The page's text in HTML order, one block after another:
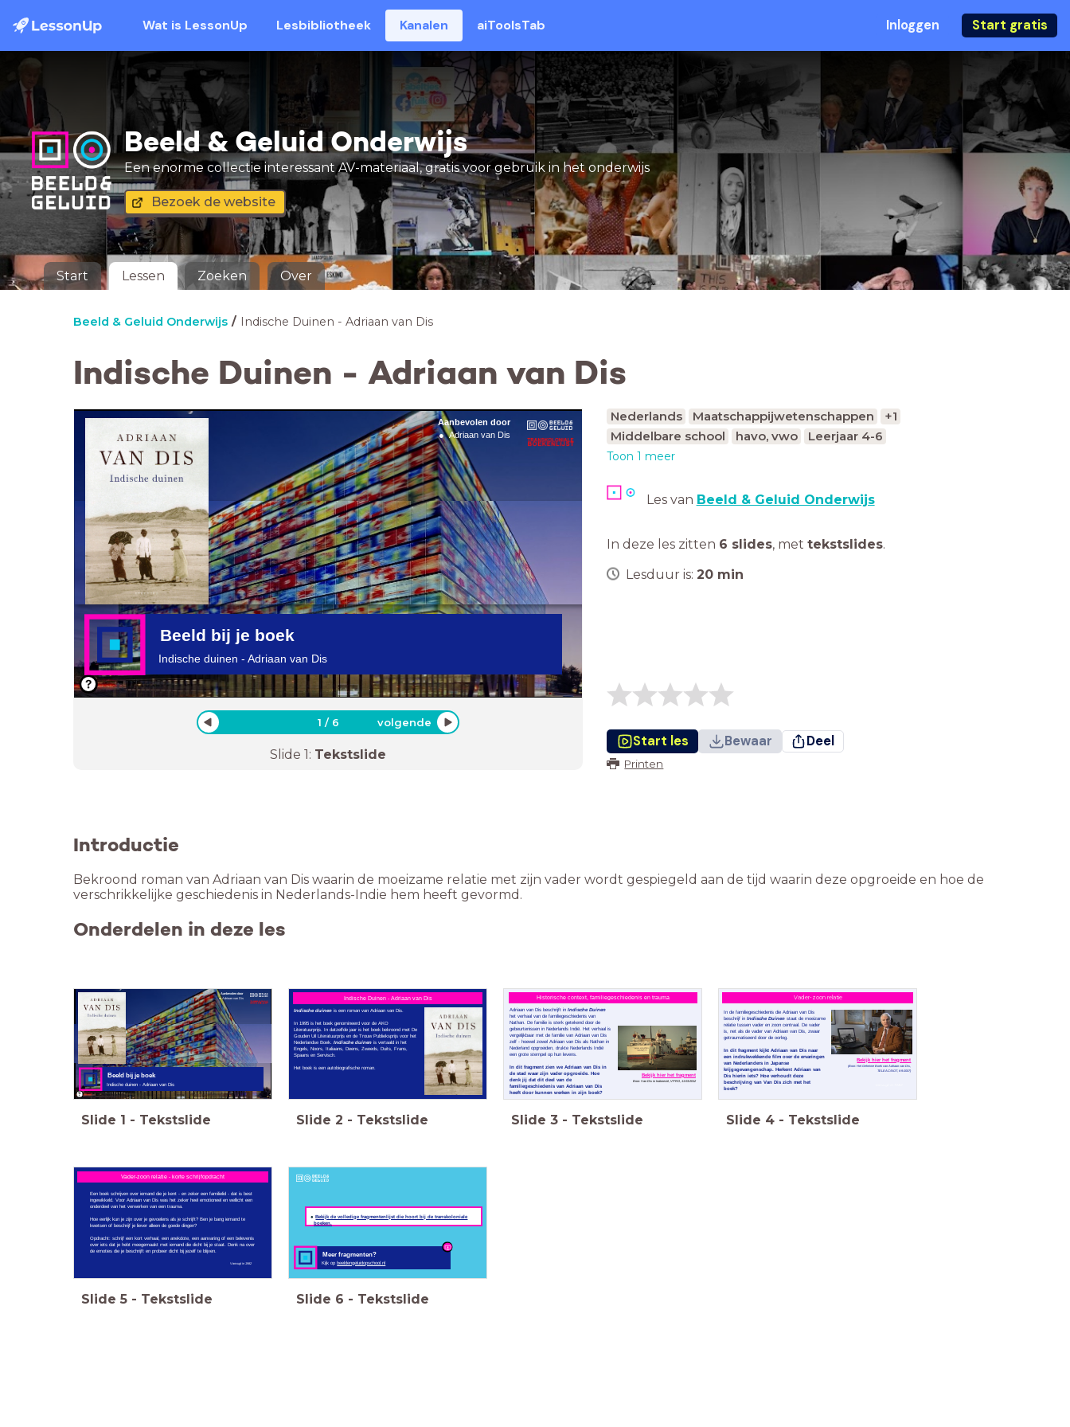
Wat is LessonUp Lesbibliotheek Kanalen aiToolsTab Inloggen Start gratis
Beeld & Geluid Onderwijs
Een enorme collectie interessant AV-materiaal, gratis voor gebruik in het onderwijs
Bezoek de website
Start Lessen Zoeken Over
Beeld & Geluid Onderwijs Indische Duinen - Adriaan van Dis
Indische Duinen - Adriaan van Dis
Beeld bij je boek
Indische duinen - Adriaan van Dis
Aanbevolen door
Adriaan van Dis
1 / 6 volgende
Slide 1: Tekstslide
Nederlands Maatschappijwetenschappen
+1
Middelbare school
havo, vwo Leerjaar 4-6
Toon 1 meer
Les van Beeld & Geluid Onderwijs
In deze les zitten 6 slides, met tekstslides.
Lesduur is: 20 min
Start les Bewaar Deel
Printen
Introductie
Bekroond roman van Adriaan van Dis waarin de moeizame relatie met zijn vader wordt gespiegeld aan de tijd waarin deze opgroeide en hoe de
verschrikkelijke geschiedenis in Nederlands-Indie hem heeft gevormd.
Onderdelen in deze les
Beeld bij je boek
Indische duinen - Adriaan van Dis
Aanbevolen door
Adriaan van Dis
Slide 1 - Tekstslide
Indische Duinen - Adriaan van Dis
Indische duinen is een roman van Adriaan van Dis.
In 1995 is het boek genomineerd voor de AKO
Literatuurprijs. In datzelfde jaar is het boek bekroond met De
Gouden Uil Literatuurprijs en de Trouw Publieksprijs voor het
Nederlandse Boek. Indische duinen is vertaald in het
Engels, Noors, Italiaans, Deens, Zweeds, Duits, Frans,
Spaans en Servisch.
Het boek is een autobiografische roman.
Vanvugt in 1982
Slide 2 - Tekstslide
Historische context, familiegeschiedenis en trauma
Adriaan van Dis beschrijft in Indische Duinen
het verhaal van de familiegeschiedenis van
Nathan. De familie is sterk getekend door de
gebeurtenissen in Nederlands Indië. Het verhaal is
vergelijkbaar met de familie van Adriaan van Dis
zelf - hoewel zowel Adriaan van Dis als Nathan in
Nederland opgroeiden, drukte Nederlands Indië
een grote stempel op hun levens.
In dit fragment zien we Adriaan van Dis in
de stad waar zijn vader opgroeide. Hoe
denk jij dat dit deel van de
familiegeschiedenis van Adriaan van Dis
heeft door kunnen werken in zijn boek?
Adriaan van Dis beschrijft in Indische Duinen het
verhaal van de familie van Nathan Sid. De familie
Bron: Van Dis in Indonesië, VPRO, 11-03-2012
Bekijk hier het fragment
Slide 3 - Tekstslide
Vader-zoon relatie
In de familiegeschiedenis die Adriaan van Dis
beschrijf in Indische Duinen staat de moeizame
relatie tussen vader en zoon centraal. De vader
is, net als de vader van Adriaan van Dis, zwaar
getraumatiseerd door de oorlog.
In dit fragment kijkt Adriaan van Dis naar
een indrukwekkende film over de ervaringen
van Nederlanders in Japanse
krijgsgevangenschap. Herkent Adriaan van
Dis hierin iets? Hoe verhoudt deze
beschrijving van Van Dis zich met het
boek?
(Bron: Het Geheime Boek van Adriaan van Dis,
TELEAC/NOT, 6-9-2007)
Bekijk hier het fragment
Slide 4 - Tekstslide
Vader-zoon relatie - korte schrijfopdracht
Een boek schrijven over iemand die je kent - en zeker een familielid - dat is best
ingewikkeld. Voor Adriaan van Dis was het zeker heel emotioneel en wellicht een
onderdeel van het verwerken van een trauma.
Hoe eerlijk kun je zijn over je gevoelens als je schrijft? Ben je bang iemand te
kwetsen of beschrijf je liever alleen de goede dingen?
Opdracht: schrijf een kort verhaal, een anekdote, een aanvaring of een belevenis
over iets dat je hebt meegemaakt met iemand die dicht bij je staat. Denk na over
de emoties die je beschrijft en probeer dicht bij jezelf te blijven.
Vanvugt in 1982
Slide 5 - Tekstslide
Meer fragmenten?
Kijk op beeldengeluidopschool.nl
Bekijk de volledige fragmentenlijst die hoort bij de transkoloniale
boeken.
Slide 6 - Tekstslide